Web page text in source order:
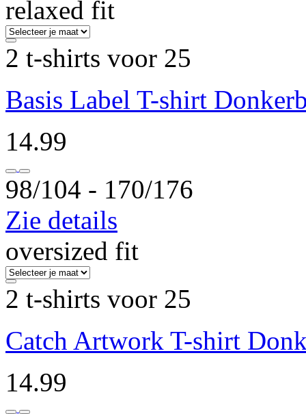
relaxed fit
2 t-shirts voor 25
Basis Label T-shirt
14.99
98/104 ‐ 170/176
Zie details
oversized fit
2 t-shirts voor 25
Catch Artwork T-shirt
14.99